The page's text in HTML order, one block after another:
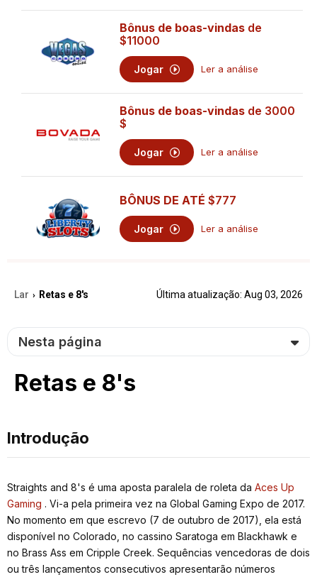
Bônus de boas-vindas de
$11000
Jogar Ler a análise
Bônus de boas-vindas de 3000
$
Jogar Ler a análise
BÔNUS DE ATÉ$777
Jogar Ler a análise
Lar › Retas e 8's Última atualização: Aug 03, 2026
Nesta página
Retas e 8's
Introdução
Straights and 8's é uma aposta paralela de roleta da Aces Up
Gaming . Vi-a pela primeira vez na Global Gaming Expo de 2017.
No momento em que escrevo (7 de outubro de 2017), ela está
disponível no Colorado, no cassino Saratoga em Blackhawk e
no Brass Ass em Cripple Creek. Sequências vencedoras de dois
ou três lançamentos consecutivos apresentarão números